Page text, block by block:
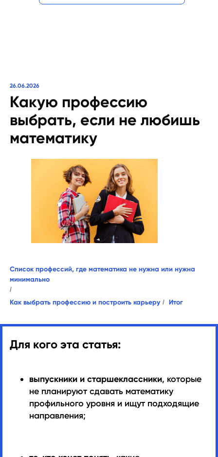
26.06.2026
Какую профессию
выбрать, если не любишь
математику
Список профессий, где математика не нужна или нужна
минимально
/
Как выбрать профессию и построить карьеру / Итог
Для кого эта статья:
выпускники и старшеклассники, которые
не планируют сдавать математику
профильного уровня и ищут подходящие
направления;